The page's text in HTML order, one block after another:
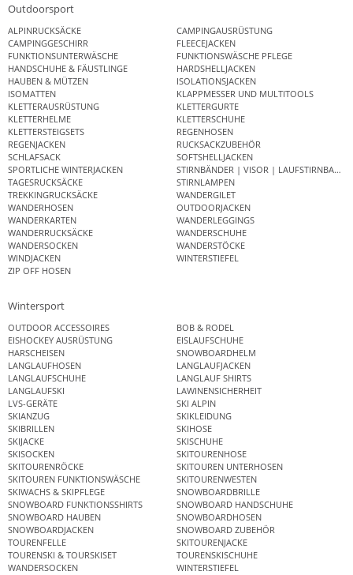
Outdoorsport
ALPINRUCKSÄCKE
CAMPINGAUSRÜSTUNG
CAMPINGGESCHIRR
FLEECEJACKEN
FUNKTIONSUNTERWÄSCHE
FUNKTIONSWÄSCHE PFLEGE
HANDSCHUHE & FÄUSTLINGE
HARDSHELLJACKEN
HAUBEN & MÜTZEN
ISOLATIONSJACKEN
ISOMATTEN
KLAPPMESSER UND MULTITOOLS
KLETTERAUSRÜSTUNG
KLETTERGURTE
KLETTERHELME
KLETTERSCHUHE
KLETTERSTEIGSETS
REGENHOSEN
REGENJACKEN
RUCKSACKZUBEHÖR
SCHLAFSACK
SOFTSHELLJACKEN
SPORTLICHE WINTERJACKEN
STIRNBÄNDER | VISOR | LAUFSTIRNBAND
TAGESRUCKSÄCKE
STIRNLAMPEN
TREKKINGRUCKSÄCKE
WANDERGILET
WANDERHOSEN
OUTDOORJACKEN
WANDERKARTEN
WANDERLEGGINGS
WANDERRUCKSÄCKE
WANDERSCHUHE
WANDERSOCKEN
WANDERSTÖCKE
WINDJACKEN
WINTERSTIEFEL
ZIP OFF HOSEN
Wintersport
OUTDOOR ACCESSOIRES
BOB & RODEL
EISHOCKEY AUSRÜSTUNG
EISLAUFSCHUHE
HARSCHEISEN
SNOWBOARDHELM
LANGLAUFHOSEN
LANGLAUFJACKEN
LANGLAUFSCHUHE
LANGLAUF SHIRTS
LANGLAUFSKI
LAWINENSICHERHEIT
LVS-GERÄTE
SKI ALPIN
SKIANZUG
SKIKLEIDUNG
SKIBRILLEN
SKIHOSE
SKIJACKE
SKISCHUHE
SKISOCKEN
SKITOURENHOSE
SKITOURENRÖCKE
SKITOUREN UNTERHOSEN
SKITOUREN FUNKTIONSWÄSCHE
SKITOURENWESTEN
SKIWACHS & SKIPFLEGE
SNOWBOARDBRILLE
SNOWBOARD FUNKTIONSSHIRTS
SNOWBOARD HANDSCHUHE
SNOWBOARD HAUBEN
SNOWBOARDHOSEN
SNOWBOARDJACKEN
SNOWBOARD ZUBEHÖR
TOURENFELLE
SKITOURENJACKE
TOURENSKI & TOURSKISET
TOURENSKISCHUHE
WANDERSOCKEN
WINTERSTIEFEL